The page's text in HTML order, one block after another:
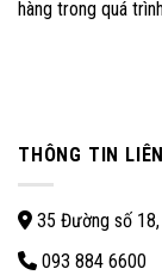
hàng trong quá
THÔNG TIN
35 Đường số
093 884 6600